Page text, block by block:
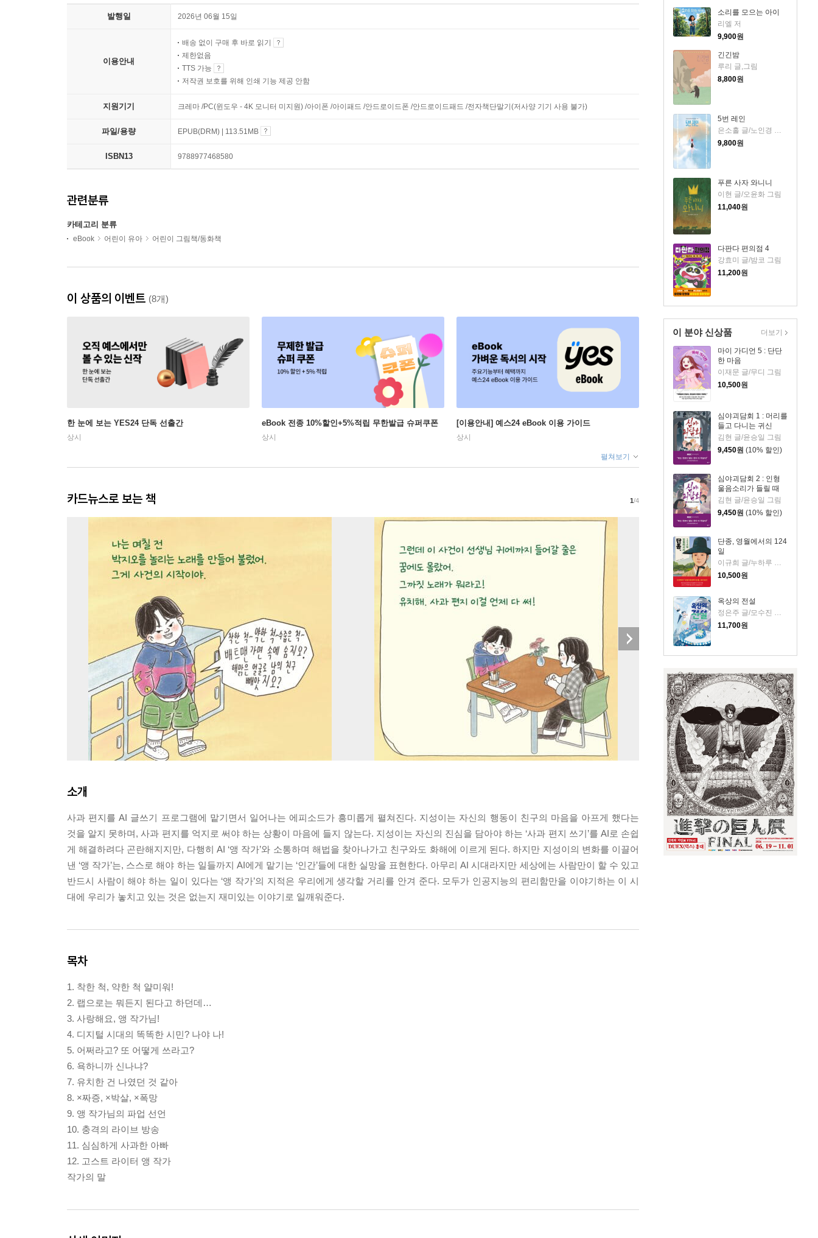
소리를 모으는 아이
리엘 저
9,900원
긴긴밤
루리 글,그림
8,800원
5번 레인
은소홀 글/노인경 그림
9,800원
푸른 사자 와니니
이현 글/오윤화 그림
11,040원
다판다 편의점 4
강효미 글/밤코 그림
11,200원
이 분야 신상품
마이 가디언 5 : 단단
한 마음
이재문 글/무디 그림
10,500원
심야괴담회 1 : 머리를
들고 다니는 귀신
김현 글/윤승일 그림
9,450원 (10% 할인)
심야괴담회 2 : 인형
울음소리가 들릴 때
김현 글/윤승일 그림
9,450원 (10% 할인)
단종, 영월에서의 124
일
이규희 글/누하루 그림
10,500원
옥상의 전설
정은주 글/모수진 그림
11,700원
더보기
발행일 2026년 06월 15일
이용안내
배송 없이 구매 후 바로 읽기
제한없음
TTS 가능
저작권 보호를 위해 인쇄 기능 제공 안함
지원기기 크레마 /PC(윈도우 - 4K 모니터 미지원) /아이폰 /아이패드 /안드로이드폰 /안드로이드패드 /전자책단말기(저사양 기기 사용 불가)
파일/용량 EPUB(DRM) | 113.51MB
ISBN13 9788977468580
관련분류
카테고리 분류
eBook 어린이 유아 어린이 그림책/동화책
이 상품의 이벤트 (8개)
한 눈에 보는 YES24 단독 선출간
상시
eBook 전종 10%할인+5%적립 무한발급 슈퍼쿠폰
상시
[이용안내] 예스24 eBook 이용 가이드
상시
펼쳐보기
카드뉴스로 보는 책 1/4
소개
사과 편지를 AI 글쓰기 프로그램에 맡기면서 일어나는 에피소드가 흥미롭게 펼쳐진다. 지성이는 자신의 행동이 친구의 마음을 아프게 했다는
것을 알지 못하며, 사과 편지를 억지로 써야 하는 상황이 마음에 들지 않는다. 지성이는 자신의 진심을 담아야 하는 ‘사과 편지 쓰기’를 AI로 손쉽
게 해결하려다 곤란해지지만, 다행히 AI ‘앵 작가’와 소통하며 해법을 찾아나가고 친구와도 화해에 이르게 된다. 하지만 지성이의 변화를 이끌어
낸 ‘앵 작가’는, 스스로 해야 하는 일들까지 AI에게 맡기는 ‘인간’들에 대한 실망을 표현한다. 아무리 AI 시대라지만 세상에는 사람만이 할 수 있고
반드시 사람이 해야 하는 일이 있다는 ‘앵 작가’의 지적은 우리에게 생각할 거리를 안겨 준다. 모두가 인공지능의 편리함만을 이야기하는 이 시
대에 우리가 놓치고 있는 것은 없는지 재미있는 이야기로 일깨워준다.
목차
1. 착한 척, 약한 척 얄미워!
2. 랩으로는 뭐든지 된다고 하던데…
3. 사랑해요, 앵 작가님!
4. 디지털 시대의 똑똑한 시민? 나야 나!
5. 어쩌라고? 또 어떻게 쓰라고?
6. 욕하니까 신나냐?
7. 유치한 건 나였던 것 같아
8. ×짜증, ×박살, ×폭망
9. 앵 작가님의 파업 선언
10. 충격의 라이브 방송
11. 심심하게 사과한 아빠
12. 고스트 라이터 앵 작가
작가의 말